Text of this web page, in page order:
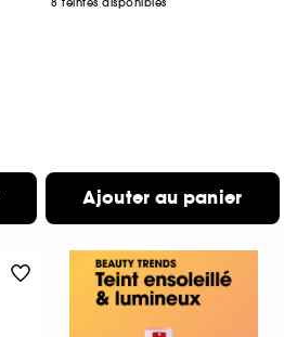
Ajouter au panier